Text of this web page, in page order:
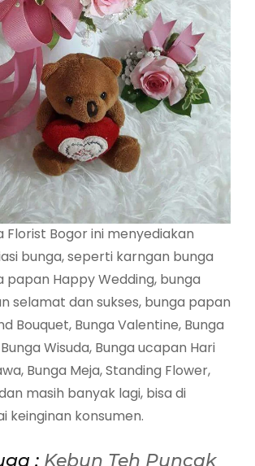
Florist Bogor ini menyediakan
bunga, seperti karngan bunga
papan Happy Wedding, bunga
selamat dan sukses, bunga papan
Bouquet, Bunga Valentine, Bunga
Wisuda, Bunga ucapan Hari
Bunga Meja, Standing Flower,
masih banyak lagi, bisa di
keinginan konsumen.
: Kebun Teh Puncak